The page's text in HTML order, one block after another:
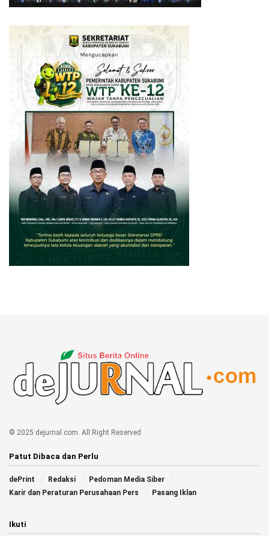
© 2025 dejurnal.com. All Right Reserved
Patut Dibaca dan Perlu
dePrint Redaksi
Pedoman Media Siber
Karir dan Peraturan Perusahaan Pers
Pasang Iklan
Ikuti